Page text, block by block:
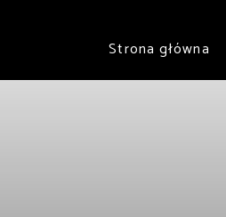
Strona główna